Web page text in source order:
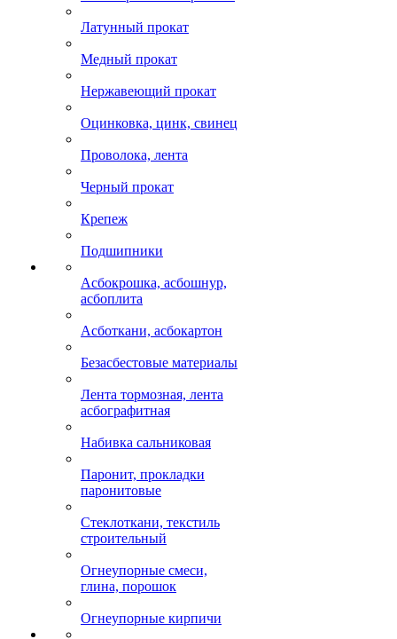
Латунный прокат
Медный прокат
Нержавеющий прокат
Оцинковка, цинк, свинец
Проволока, лента
Черный прокат
Крепеж
Подшипники
Асбокрошка, асбошнур,
асбоплита
Асботкани, асбокартон
Безасбестовые материалы
Лента тормозная, лента
асбографитная
Набивка сальниковая
Паронит, прокладки
паронитовые
Стеклоткани, текстиль
строительный
Огнеупорные смеси,
глина, порошок
Огнеупорные кирпичи